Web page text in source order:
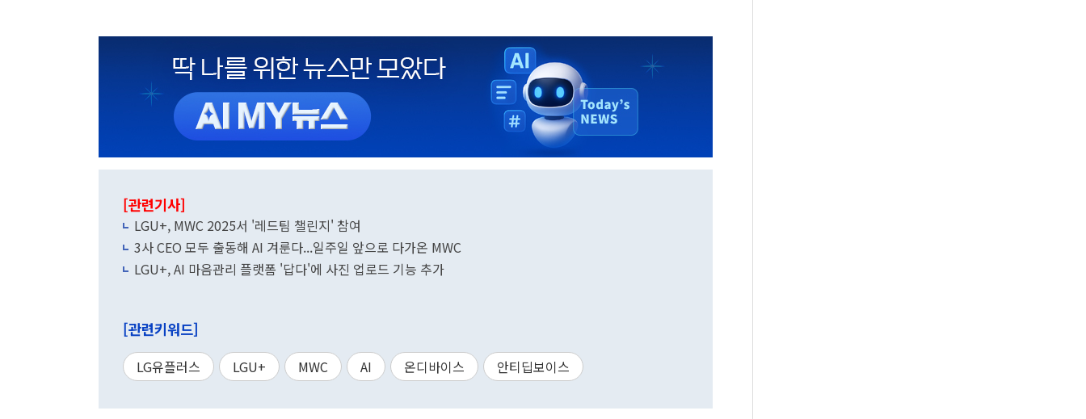
[관련기사]
LGU+, MWC 2025서 '레드팀 챌린지' 참여
3사 CEO 모두 출동해 AI 겨룬다...일주일 앞으로 다가온 MWC
LGU+, AI 마음관리 플랫폼 '답다'에 사진 업로드 기능 추가
[관련키워드]
LG유플러스 LGU+ MWC AI 온디바이스 안티딥보이스